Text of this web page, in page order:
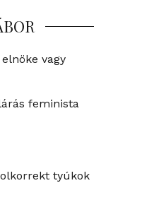
vagy
feminista
tyúkok